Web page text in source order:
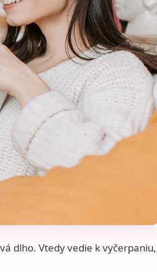
dlho. Vtedy vedie k vyčerpaniu,